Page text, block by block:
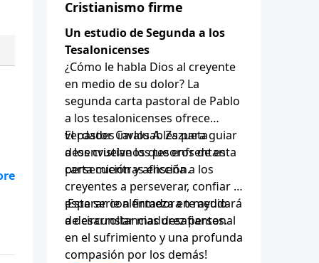
Cristianismo firme
Un estudio de Segunda a los
Tesalonicenses
¿Cómo le habla Dios al creyente
en medio de su dolor? La
segunda carta pastoral de Pablo
a los tesalonicenses ofrece
verdades invaluables para guiar
a los cristianos que enfrentan
persecución y aflicción.
El pastor Carlos A. Zazueta
desenvuelve los tesoros de esta
carta mientras enseña a los
creyentes a perseverar, confiar y
esperar con firmeza en medio
de circunstancias desafiantes.
¡Esta serie alentadora te ayudará
a desarrollar madurez personal
en el sufrimiento y una profunda
compasión por los demás!